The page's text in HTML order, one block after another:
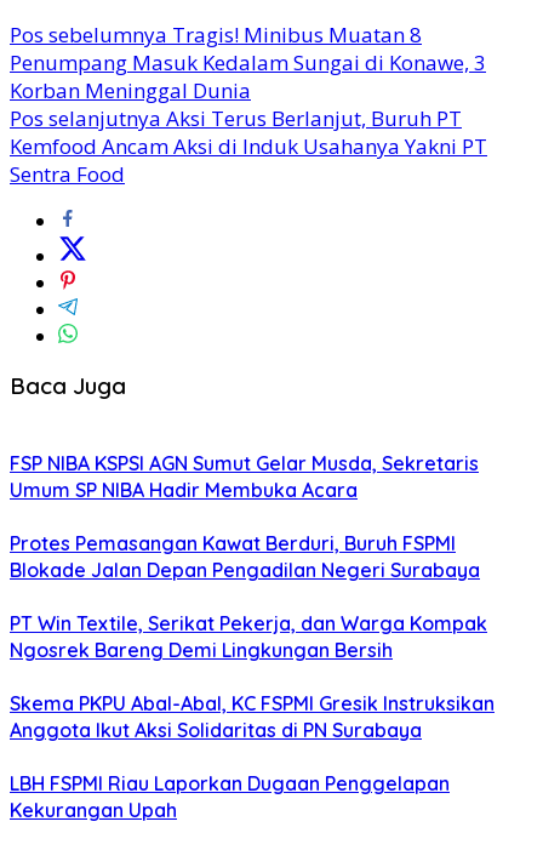
Pos sebelumnya Tragis! Minibus Muatan 8
Penumpang Masuk Kedalam Sungai di Konawe, 3
Korban Meninggal Dunia
Pos selanjutnya Aksi Terus Berlanjut, Buruh PT
Kemfood Ancam Aksi di Induk Usahanya Yakni PT
Sentra Food
Baca Juga
FSP NIBA KSPSI AGN Sumut Gelar Musda, Sekretaris
Umum SP NIBA Hadir Membuka Acara
Protes Pemasangan Kawat Berduri, Buruh FSPMI
Blokade Jalan Depan Pengadilan Negeri Surabaya
PT Win Textile, Serikat Pekerja, dan Warga Kompak
Ngosrek Bareng Demi Lingkungan Bersih
Skema PKPU Abal-Abal, KC FSPMI Gresik Instruksikan
Anggota Ikut Aksi Solidaritas di PN Surabaya
LBH FSPMI Riau Laporkan Dugaan Penggelapan
Kekurangan Upah